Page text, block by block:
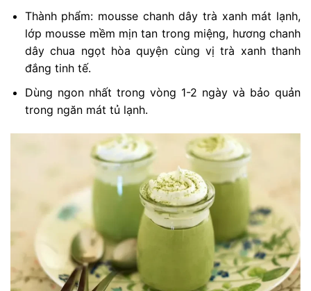
Thành phẩm: mousse chanh dây trà xanh mát lạnh,
lớp mousse mềm mịn tan trong miệng, hương chanh
dây chua ngọt hòa quyện cùng vị trà xanh thanh
đắng tinh tế.
Dùng ngon nhất trong vòng 1-2 ngày và bảo quản
trong ngăn mát tủ lạnh.